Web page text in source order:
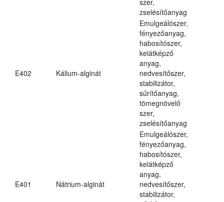
zselésítőanyag
E402 Kálium-alginát
Emulgeálószer,
fényezőanyag,
habosítószer,
kelátképző
anyag,
nedvesítőszer,
stabilizátor,
sűrítőanyag,
tömegnövelő
szer,
zselésítőanyag
E401 Nátrium-alginát
Emulgeálószer,
fényezőanyag,
habosítószer,
kelátképző
anyag,
nedvesítőszer,
stabilizátor,